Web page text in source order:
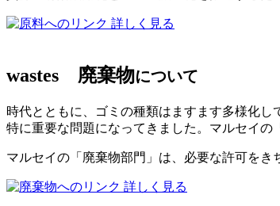
詳しく見る
wastes 廃棄物について
時代とともに、ゴミの種類はますます多様化し
特に重要な問題になってきました。マルセイの
マルセイの「廃棄物部門」は、必要な許可をき
詳しく見る